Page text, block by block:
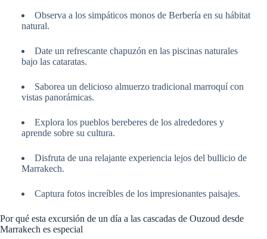
Observa a los simpáticos monos de Berbería en su hábitat
natural.
Date un refrescante chapuzón en las piscinas naturales
bajo las cataratas.
Saborea un delicioso almuerzo tradicional marroquí con
vistas panorámicas.
Explora los pueblos bereberes de los alrededores y
aprende sobre su cultura.
Disfruta de una relajante experiencia lejos del bullicio de
Marrakech.
Captura fotos increíbles de los impresionantes paisajes.
Por qué esta excursión de un día a las cascadas de Ouzoud desde
Marrakech es especial